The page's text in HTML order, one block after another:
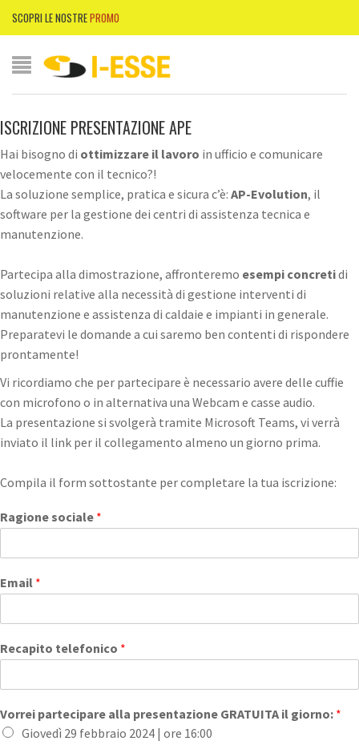
SCOPRI LE NOSTREPROMO
ISCRIZIONE PRESENTAZIONE APE
Hai bisogno di ottimizzare il lavoro in ufficio e comunicare
velocemente con il tecnico?!
La soluzione semplice, pratica e sicura c’è: AP-Evolution, il
software per la gestione dei centri di assistenza tecnica e
manutenzione.
Partecipa alla dimostrazione, affronteremo esempi concretidi
soluzioni relative alla necessità di gestione interventi di
manutenzione e assistenza di caldaie e impianti in generale.
Preparatevi le domande a cui saremo ben contenti di rispondere
prontamente!
Vi ricordiamo che per partecipare è necessario avere delle cuffie
con microfono o in alternativa una Webcam e casse audio.
La presentazione si svolgerà tramite Microsoft Teams, vi verrà
inviato il link per il collegamento almeno un giorno prima.
Compila il form sottostante per completare la tua iscrizione:
Ragione sociale *
Email *
Recapito telefonico *
Vorrei partecipare alla presentazione GRATUITA il giorno: *
Giovedì 29 febbraio 2024 | ore 16:00